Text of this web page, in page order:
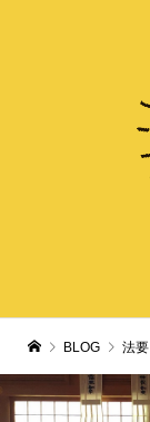
BLOG 法要